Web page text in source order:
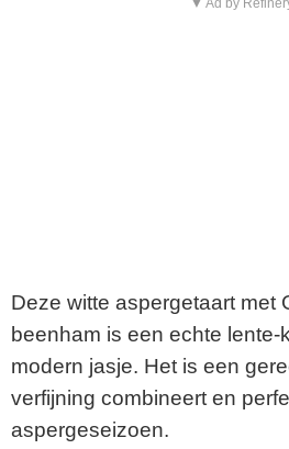
▼ Ad by
Deze witte aspergetaart met
beenham is een echte lente-
modern jasje. Het is een
verfijning combineert en
aspergeseizoen.